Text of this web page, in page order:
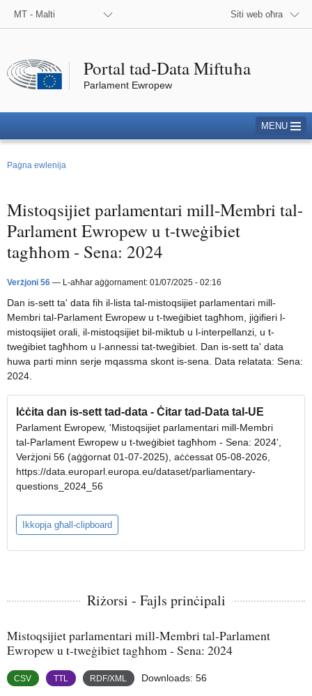
MT - Malti Siti web oħra
Parlament EwropewPortal tad-Data Miftuħa
Parlament Ewropew
MENU
Paġna ewlenija
Mistoqsijiet parlamentari mill-Membri tal-
Parlament Ewropew u t-tweġibiet
tagħhom - Sena: 2024
Verżjoni 56 — L-aħħar aġġornament: 01/07/2025 - 02:16
Dan is-sett ta' data fih il-lista tal-mistoqsijiet parlamentari mill-
Membri tal-Parlament Ewropew u t-tweġibiet tagħhom, jiġifieri l-
mistoqsijiet orali, il-mistoqsijiet bil-miktub u l-interpellanzi, u t-
tweġibiet tagħhom u l-annessi tat-tweġibiet. Dan is-sett ta' data
huwa parti minn serje mqassma skont is-sena. Data relatata: Sena:
2024.
Iċċita dan is-sett tad-data - Ċitar tad-Data tal-UE
Parlament Ewropew, 'Mistoqsijiet parlamentari mill-Membri
tal-Parlament Ewropew u t-tweġibiet tagħhom - Sena: 2024',
Verżjoni 56 (aġġornat 01-07-2025), aċċessat 05-08-2026,
https://data.europarl.europa.eu/dataset/parliamentary-
questions_2024_56
Ikkopja għall-clipboard
Riżorsi - Fajls prinċipali
Mistoqsijiet parlamentari mill-Membri tal-Parlament
Ewropew u t-tweġibiet tagħhom - Sena: 2024
CSV TTL RDF/XML Downloads: 56